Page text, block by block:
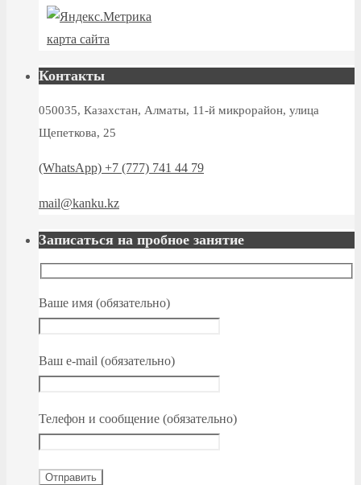
карта сайта
Контакты
050035, Казахстан, Алматы, 11-й микрорайон, улица
Щепеткова, 25
(WhatsApp) +7 (777) 741 44 79
mail@kanku.kz
Записаться на пробное занятие
Ваше имя (обязательно)
Ваш e-mail (обязательно)
Телефон и сообщение (обязательно)